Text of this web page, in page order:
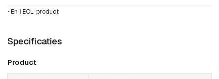
• En 1 EOL-product
Specificaties
Product